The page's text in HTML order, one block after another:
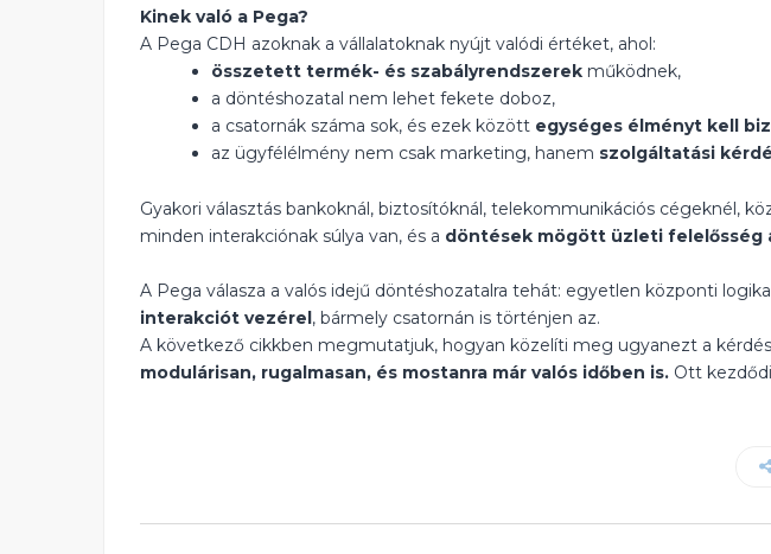
Kinek való a Pega?
A Pega CDH azoknak a vállalatoknak nyújt valódi értéket, ahol:
összetett termék- és szabályrendszerek működnek,
a döntéshozatal nem lehet fekete doboz,
a csatornák száma sok, és ezek között egységes élményt kell
az ügyfélélmény nem csak marketing, hanem szolgáltatási
Gyakori választás bankoknál, biztosítóknál, telekommunikációs cégeknél,
minden interakciónak súlya van, és a döntések mögött üzleti felelősség
A Pega válasza a valós idejű döntéshozatalra tehát: egyetlen központi
interakciót vezérel, bármely csatornán is történjen az.
A következő cikkben megmutatjuk, hogyan közelíti meg ugyanezt a
modulárisan, rugalmasan, és mostanra már valós időben is. Ott